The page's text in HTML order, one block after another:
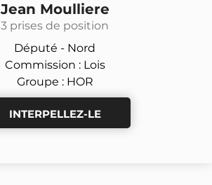
Jean Moulliere
3 prises de position
Député - Nord
Commission : Lois
Groupe : HOR
INTERPELLEZ-LE